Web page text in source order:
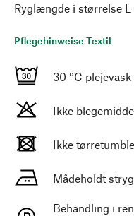
Ryglængde i størrelse L
Pflegehinweise Textil
30 °C plejevask
Ikke
Ikke tørretumble
Mådeholdt
Behandling i